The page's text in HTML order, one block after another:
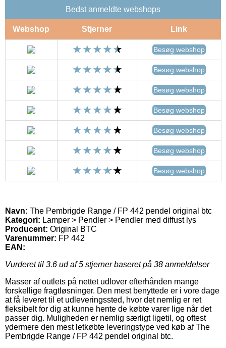
Bedst anmeldte webshops
Webshop Stjerner Link
Besøg webshop
Besøg webshop
Besøg webshop
Besøg webshop
Besøg webshop
Besøg webshop
Besøg webshop
Navn: The Pembrigde Range / FP 442 pendel original btc
Kategori: Lamper > Pendler > Pendler med diffust lys
Producent: Original BTC
Varenummer: FP 442
EAN:
Vurderet til 3.6 ud af 5 stjerner baseret på 38 anmeldelser
Masser af outlets på nettet udlover efterhånden mange
forskellige fragtløsninger. Den mest benyttede er i vore dage
at få leveret til et udleveringssted, hvor det nemlig er ret
fleksibelt for dig at kunne hente de købte varer lige når det
passer dig. Muligheden er nemlig særligt ligetil, og oftest
ydermere den mest letkøbte leveringstype ved køb af The
Pembrigde Range / FP 442 pendel original btc.